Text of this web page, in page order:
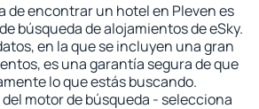
de encontrar un hotel en Pleven es
búsqueda de alojamientos de eSky.
en la que se incluyen una gran
es una garantía segura de que
lo que estás buscando.
motor de búsqueda - selecciona